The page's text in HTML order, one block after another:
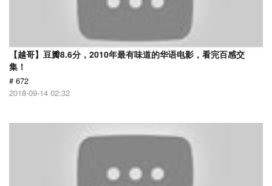
【越哥】豆瓣8.6分，2010年最有味道的华语电影，看完百感交
集！
# 672
2018-09-14 02:32